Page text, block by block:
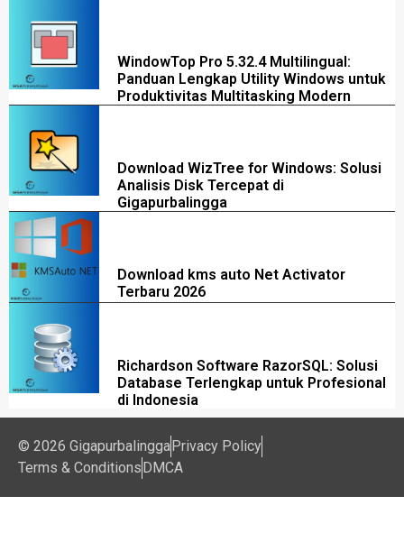
WindowTop Pro 5.32.4 Multilingual:
Panduan Lengkap Utility Windows untuk
Produktivitas Multitasking Modern
Download WizTree for Windows: Solusi
Analisis Disk Tercepat di
Gigapurbalingga
Download kms auto Net Activator
Terbaru 2026
Richardson Software RazorSQL: Solusi
Database Terlengkap untuk Profesional
di Indonesia
© 2026 Gigapurbalingga Privacy Policy
Terms & Conditions DMCA